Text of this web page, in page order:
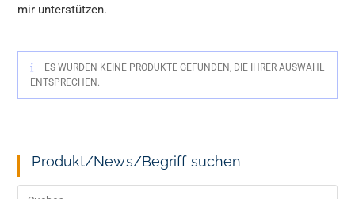
mir unterstützen.
ES WURDEN KEINE PRODUKTE GEFUNDEN, DIE IHRER AUSWAHL
ENTSPRECHEN.
Produkt/News/Begriff suchen